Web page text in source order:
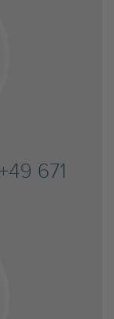
671